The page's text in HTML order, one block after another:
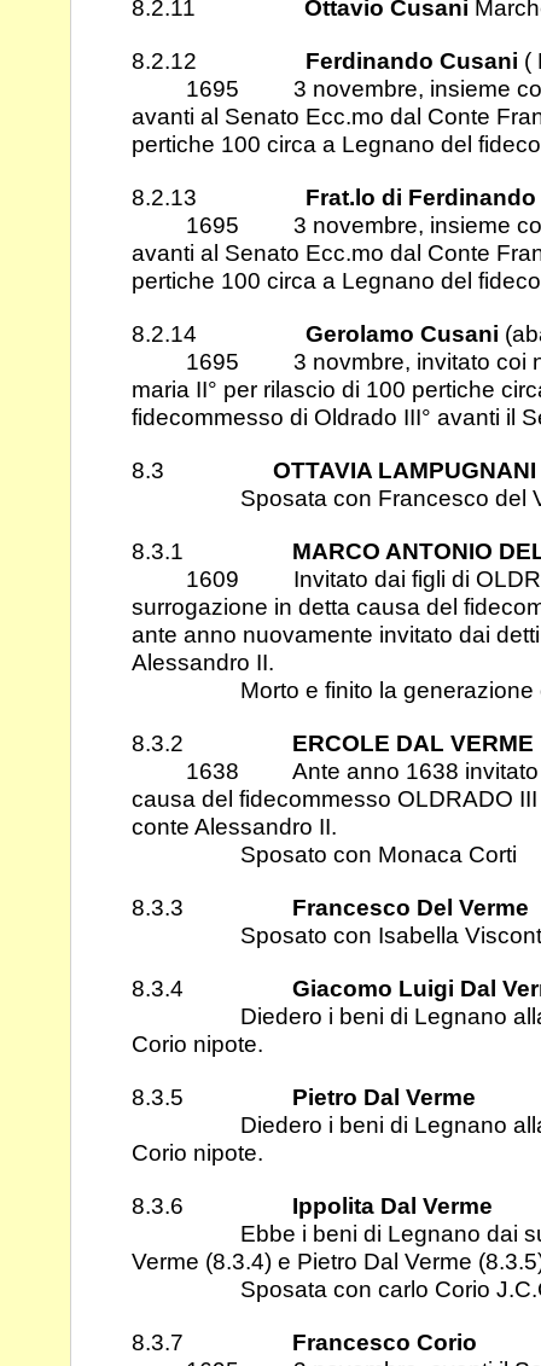
8.2.11 Ottavio Cusani
8.2.12 Ferdinando Cusani (
1695 3 novembre, insieme con
avanti al Senato Ecc.mo dal Conte
pertiche 100 circa a Legnano del
8.2.13 Frat.lo di
1695 3 novembre, insieme con
avanti al Senato Ecc.mo dal Conte
pertiche 100 circa a Legnano del
8.2.14 Gerolamo Cusani
1695 3 novmbre, invitato coi
maria II° per rilascio di 100 pertiche
fidecommesso di Oldrado III° avanti il
8.3 OTTAVIA LAMPUGNANI
Sposata con Francesco del
8.3.1 MARCO ANTONIO
1609 Invitato dai figli di
surrogazione in detta causa del
ante anno nuovamente invitato dai
Alessandro II.
Morto e finito la generazione
8.3.2 ERCOLE DAL VERME
1638 Ante anno 1638 invitato
causa del fidecommesso OLDRADO
conte Alessandro II.
Sposato con Monaca Corti
8.3.3 Francesco Del Verme
Sposato con Isabella
8.3.4 Giacomo Luigi Dal
Diedero i beni di Legnano alla
Corio nipote.
8.3.5 Pietro Dal Verme
Diedero i beni di Legnano alla
Corio nipote.
8.3.6 Ippolita Dal Verme
Ebbe i beni di Legnano dai suoi
Verme (8.3.4) e Pietro Dal Verme
Sposata con carlo Corio
8.3.7 Francesco Corio